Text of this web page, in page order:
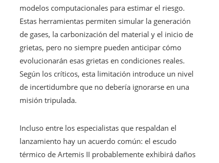
modelos computacionales para estimar el riesgo.
Estas herramientas permiten simular la generación
de gases, la carbonización del material y el inicio de
grietas, pero no siempre pueden anticipar cómo
evolucionarán esas grietas en condiciones reales.
Según los críticos, esta limitación introduce un nivel
de incertidumbre que no debería ignorarse en una
misión tripulada.
Incluso entre los especialistas que respaldan el
lanzamiento hay un acuerdo común: el escudo
térmico de Artemis II probablemente exhibirá daños